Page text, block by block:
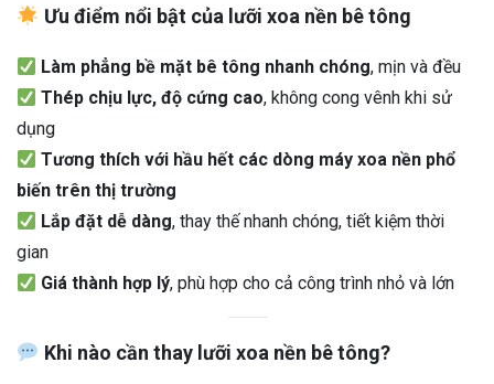
Ưu điểm nổi bật của lưỡi xoa nền bê tông
Làm phẳng bề mặt bê tông nhanh chóng, mịn và đều
Thép chịu lực, độ cứng cao, không cong vênh khi sử
dụng
Tương thích với hầu hết các dòng máy xoa nền phổ
biến trên thị trường
Lắp đặt dễ dàng, thay thế nhanh chóng, tiết kiệm thời
gian
Giá thành hợp lý, phù hợp cho cả công trình nhỏ và lớn
Khi nào cần thay lưỡi xoa nền bê tông?